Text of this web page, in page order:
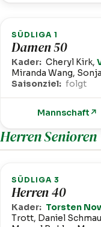
SÜDLIGA 1
Damen 50
Kader: Cheryl Kirk,
Miranda Wang,
Saisonziel: folgt
Mannschaft ↗
Herren Senioren
SÜDLIGA 3
Herren 40
Kader: Torsten
Trott, Daniel